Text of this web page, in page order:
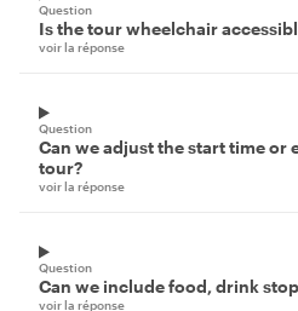
Question
Is the tour wheelchair
voir la réponse
Question
Can we adjust the start time or
tour?
voir la réponse
Question
Can we include food, drink
voir la réponse